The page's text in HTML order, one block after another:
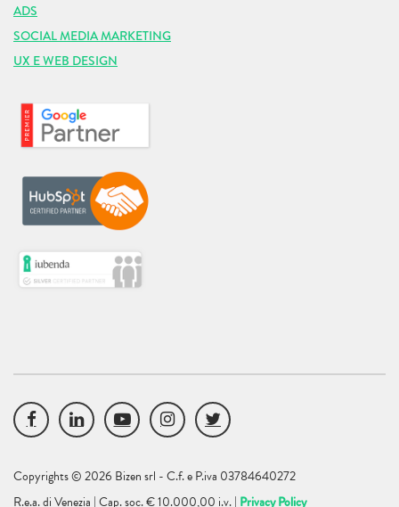
ADS
SOCIAL MEDIA MARKETING
UX E WEB DESIGN
Copyrights © 2026 Bizen srl - C.f. e P.iva 03784640272
R.e.a. di Venezia | Cap. soc. € 10.000,00 i.v. | Privacy Policy